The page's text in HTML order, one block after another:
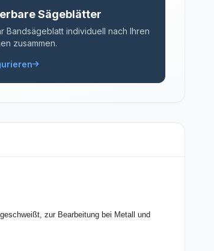
Sägeblätter
Bandsägeblatt individuell nach Ihren
zusammen.
zur Bearbeitung bei Metall und